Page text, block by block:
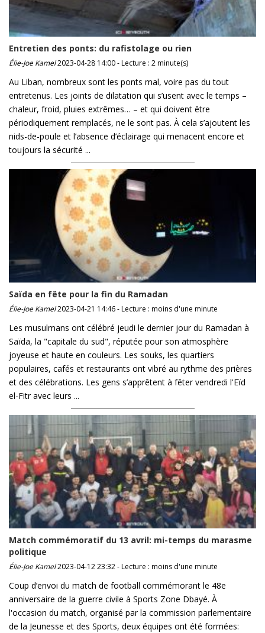
Entretien des ponts: du rafistolage ou rien
Élie-Joe Kamel2023-04-28 14:00 - Lecture : 2 minute(s)
Au Liban, nombreux sont les ponts mal, voire pas du tout
entretenus. Les joints de dilatation qui s’usent avec le temps –
chaleur, froid, pluies extrêmes… – et qui doivent être
périodiquement remplacés, ne le sont pas. À cela s’ajoutent les
nids-de-poule et l’absence d’éclairage qui menacent encore et
toujours la sécurité ...
Saïda en fête pour la fin du Ramadan
Élie-Joe Kamel2023-04-21 14:46 - Lecture : moins d'une minute
Les musulmans ont célébré jeudi le dernier jour du Ramadan à
Saïda, la "capitale du sud", réputée pour son atmosphère
joyeuse et haute en couleurs. Les souks, les quartiers
populaires, cafés et restaurants ont vibré au rythme des prières
et des célébrations. Les gens s’apprêtent à fêter vendredi l'Eïd
el-Fitr avec leurs ...
Match commémoratif du 13 avril: mi-temps du marasme
politique
Élie-Joe Kamel2023-04-12 23:32 - Lecture : moins d'une minute
Coup d’envoi du match de football commémorant le 48e
anniversaire de la guerre civile à Sports Zone Dbayé. À
l'occasion du match, organisé par la commission parlementaire
de la Jeunesse et des Sports, deux équipes ont été formées: